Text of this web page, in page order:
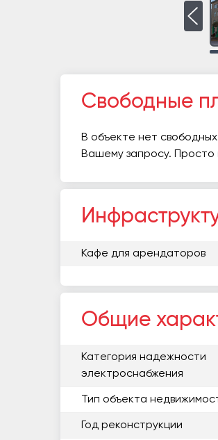
Свободные
В объекте нет
Вашему запросу.
Кафе для арендаторов
Общие
Категория надежности
электроснабжения
Тип объекта
Год реконструкции